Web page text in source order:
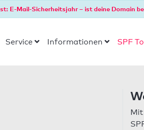
E-Mail-Sicherheitsjahr – ist deine Domain
Service Informationen SPF
Mit